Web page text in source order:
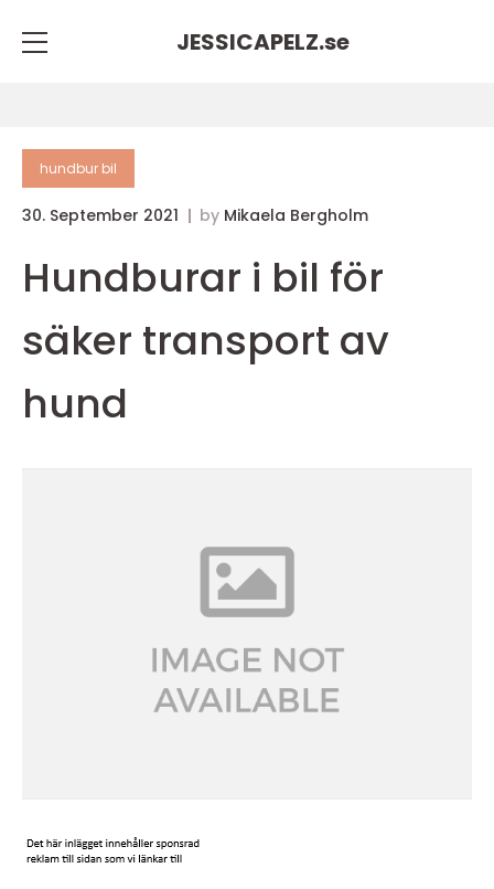
JESSICAPELZ.se
hundbur bil
30. September 2021 by Mikaela Bergholm
Hundburar i bil för
säker transport av
hund